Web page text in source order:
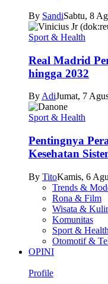
By SandiSabtu, 8
Sport & Health
Real Madrid
hingga 2032
By AdiJumat, 7
Sport & Health
Pentingnya
Kesehatan
By TitoKamis, 6
Trends &
Rona & Film
Wisata &
Komunitas
Sport & Health
Otomotif &
OPINI
Profile